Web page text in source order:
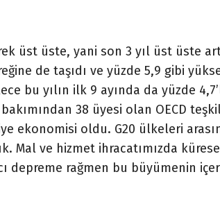
üst üste, yani son 3 yıl üst üste
de taşıdı ve yüzde 5,9 gibi
bu yılın ilk 9 ayında da yüzde
38 üyesi olan OECD
ekonomisi oldu. G20 ülkeleri
Mal ve hizmet ihracatımızda
depreme rağmen bu büyümenin